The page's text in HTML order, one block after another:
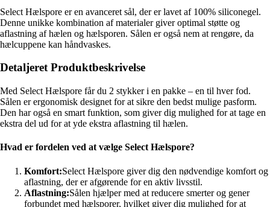
Select Hælspore er en avanceret sål, der er lavet af 100% siliconegel.
Denne unikke kombination af materialer giver optimal støtte og
aflastning af hælen og hælsporen. Sålen er også nem at rengøre, da
hælcuppene kan håndvaskes.
Detaljeret Produktbeskrivelse
Med Select Hælspore får du 2 stykker i en pakke – en til hver fod.
Sålen er ergonomisk designet for at sikre den bedst mulige pasform.
Den har også en smart funktion, som giver dig mulighed for at tage en
ekstra del ud for at yde ekstra aflastning til hælen.
Hvad er fordelen ved at vælge Select Hælspore?
Komfort:Select Hælspore giver dig den nødvendige komfort og
aflastning, der er afgørende for en aktiv livsstil.
Aflastning:Sålen hjælper med at reducere smerter og gener
forbundet med hælsporer, hvilket giver dig mulighed for at